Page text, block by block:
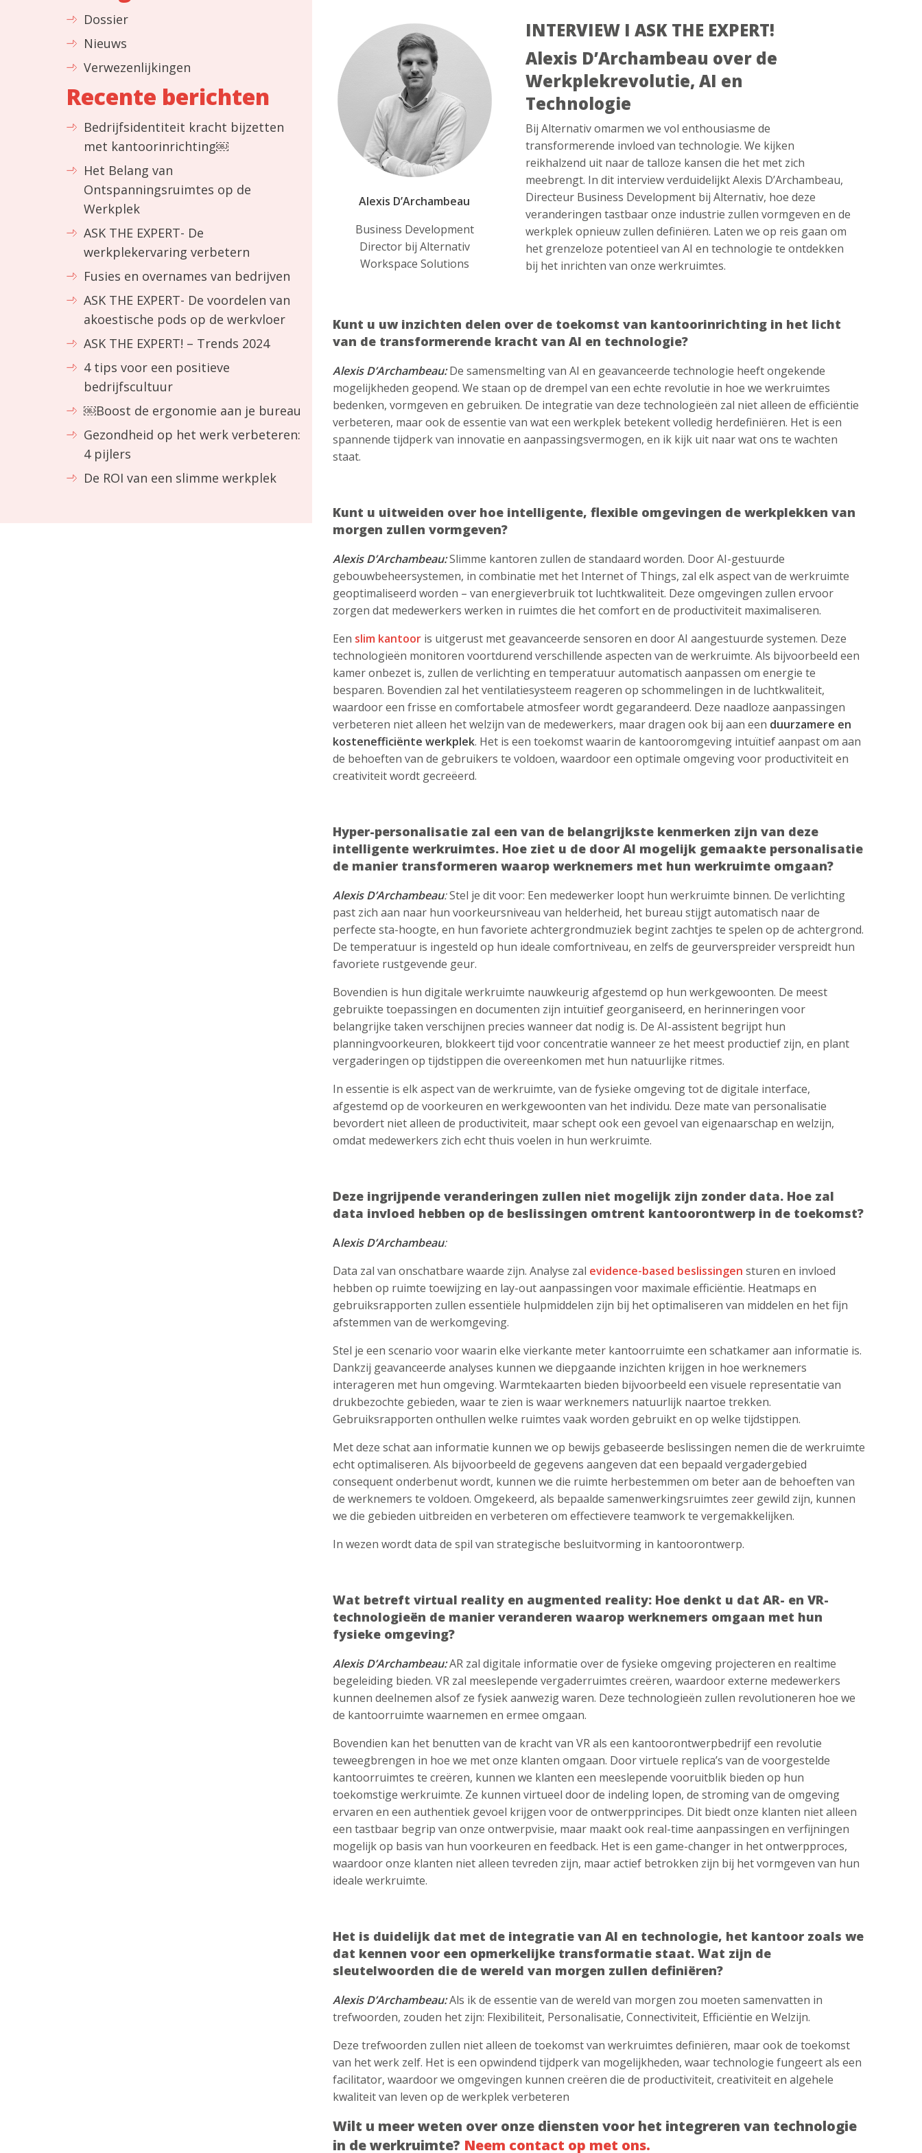
Dossier
Nieuws
Verwezenlijkingen
Recente berichten
Bedrijfsidentiteit kracht bijzetten
met kantoorinrichting￼
Het Belang van
Ontspanningsruimtes op de
Werkplek
ASK THE EXPERT- De
werkplekervaring verbetern
Fusies en overnames van bedrijven
ASK THE EXPERT- De voordelen van
akoestische pods op de werkvloer
ASK THE EXPERT! – Trends 2024
4 tips voor een positieve
bedrijfscultuur
￼Boost de ergonomie aan je bureau
Gezondheid op het werk verbeteren:
4 pijlers
De ROI van een slimme werkplek
Alexis D’Archambeau
Business Development
Director bij Alternativ
Workspace Solutions
INTERVIEW I ASK THE EXPERT!
Alexis D’Archambeau over de
Werkplekrevolutie, AI en
Technologie
Bij Alternativ omarmen we vol enthousiasme de
transformerende invloed van technologie. We kijken
reikhalzend uit naar de talloze kansen die het met zich
meebrengt. In dit interview verduidelijkt Alexis D’Archambeau,
Directeur Business Development bij Alternativ, hoe deze
veranderingen tastbaar onze industrie zullen vormgeven en de
werkplek opnieuw zullen definiëren. Laten we op reis gaan om
het grenzeloze potentieel van AI en technologie te ontdekken
bij het inrichten van onze werkruimtes.
Kunt u uw inzichten delen over de toekomst van kantoorinrichting in het licht
van de transformerende kracht van AI en technologie?
Alexis D’Archambeau:De samensmelting van AI en geavanceerde technologie heeft ongekende
mogelijkheden geopend. We staan op de drempel van een echte revolutie in hoe we werkruimtes
bedenken, vormgeven en gebruiken. De integratie van deze technologieën zal niet alleen de efficiëntie
verbeteren, maar ook de essentie van wat een werkplek betekent volledig herdefiniëren. Het is een
spannende tijdperk van innovatie en aanpassingsvermogen, en ik kijk uit naar wat ons te wachten
staat.
Kunt u uitweiden over hoe intelligente, flexible omgevingen de werkplekken van
morgen zullen vormgeven?
Alexis D’Archambeau:Slimme kantoren zullen de standaard worden. Door AI-gestuurde
gebouwbeheersystemen, in combinatie met het Internet of Things, zal elk aspect van de werkruimte
geoptimaliseerd worden – van energieverbruik tot luchtkwaliteit. Deze omgevingen zullen ervoor
zorgen dat medewerkers werken in ruimtes die het comfort en de productiviteit maximaliseren.
Een slim kantoor is uitgerust met geavanceerde sensoren en door AI aangestuurde systemen. Deze
technologieën monitoren voortdurend verschillende aspecten van de werkruimte. Als bijvoorbeeld een
kamer onbezet is, zullen de verlichting en temperatuur automatisch aanpassen om energie te
besparen. Bovendien zal het ventilatiesysteem reageren op schommelingen in de luchtkwaliteit,
waardoor een frisse en comfortabele atmosfeer wordt gegarandeerd. Deze naadloze aanpassingen
verbeteren niet alleen het welzijn van de medewerkers, maar dragen ook bij aan een duurzamere en
kostenefficiënte werkplek. Het is een toekomst waarin de kantooromgeving intuïtief aanpast om aan
de behoeften van de gebruikers te voldoen, waardoor een optimale omgeving voor productiviteit en
creativiteit wordt gecreëerd.
Hyper-personalisatie zal een van de belangrijkste kenmerken zijn van deze
intelligente werkruimtes. Hoe ziet u de door AI mogelijk gemaakte personalisatie
de manier transformeren waarop werknemers met hun werkruimte omgaan?
Alexis D’Archambeau:Stel je dit voor: Een medewerker loopt hun werkruimte binnen. De verlichting
past zich aan naar hun voorkeursniveau van helderheid, het bureau stijgt automatisch naar de
perfecte sta-hoogte, en hun favoriete achtergrondmuziek begint zachtjes te spelen op de achtergrond.
De temperatuur is ingesteld op hun ideale comfortniveau, en zelfs de geurverspreider verspreidt hun
favoriete rustgevende geur.
Bovendien is hun digitale werkruimte nauwkeurig afgestemd op hun werkgewoonten. De meest
gebruikte toepassingen en documenten zijn intuïtief georganiseerd, en herinneringen voor
belangrijke taken verschijnen precies wanneer dat nodig is. De AI-assistent begrijpt hun
planningvoorkeuren, blokkeert tijd voor concentratie wanneer ze het meest productief zijn, en plant
vergaderingen op tijdstippen die overeenkomen met hun natuurlijke ritmes.
In essentie is elk aspect van de werkruimte, van de fysieke omgeving tot de digitale interface,
afgestemd op de voorkeuren en werkgewoonten van het individu. Deze mate van personalisatie
bevordert niet alleen de productiviteit, maar schept ook een gevoel van eigenaarschap en welzijn,
omdat medewerkers zich echt thuis voelen in hun werkruimte.
Deze ingrijpende veranderingen zullen niet mogelijk zijn zonder data. Hoe zal
data invloed hebben op de beslissingen omtrent kantoorontwerp in de toekomst?
Alexis D’Archambeau:
Data zal van onschatbare waarde zijn. Analyse zal evidence-based beslissingen sturen en invloed
hebben op ruimte toewijzing en lay-out aanpassingen voor maximale efficiëntie. Heatmaps en
gebruiksrapporten zullen essentiële hulpmiddelen zijn bij het optimaliseren van middelen en het fijn
afstemmen van de werkomgeving.
Stel je een scenario voor waarin elke vierkante meter kantoorruimte een schatkamer aan informatie is.
Dankzij geavanceerde analyses kunnen we diepgaande inzichten krijgen in hoe werknemers
interageren met hun omgeving. Warmtekaarten bieden bijvoorbeeld een visuele representatie van
drukbezochte gebieden, waar te zien is waar werknemers natuurlijk naartoe trekken.
Gebruiksrapporten onthullen welke ruimtes vaak worden gebruikt en op welke tijdstippen.
Met deze schat aan informatie kunnen we op bewijs gebaseerde beslissingen nemen die de werkruimte
echt optimaliseren. Als bijvoorbeeld de gegevens aangeven dat een bepaald vergadergebied
consequent onderbenut wordt, kunnen we die ruimte herbestemmen om beter aan de behoeften van
de werknemers te voldoen. Omgekeerd, als bepaalde samenwerkingsruimtes zeer gewild zijn, kunnen
we die gebieden uitbreiden en verbeteren om effectievere teamwork te vergemakkelijken.
In wezen wordt data de spil van strategische besluitvorming in kantoorontwerp.
Wat betreft virtual reality en augmented reality: Hoe denkt u dat AR- en VR-
technologieën de manier veranderen waarop werknemers omgaan met hun
fysieke omgeving?
Alexis D’Archambeau:AR zal digitale informatie over de fysieke omgeving projecteren en realtime
begeleiding bieden. VR zal meeslepende vergaderruimtes creëren, waardoor externe medewerkers
kunnen deelnemen alsof ze fysiek aanwezig waren. Deze technologieën zullen revolutioneren hoe we
de kantoorruimte waarnemen en ermee omgaan.
Bovendien kan het benutten van de kracht van VR als een kantoorontwerpbedrijf een revolutie
teweegbrengen in hoe we met onze klanten omgaan. Door virtuele replica’s van de voorgestelde
kantoorruimtes te creëren, kunnen we klanten een meeslepende vooruitblik bieden op hun
toekomstige werkruimte. Ze kunnen virtueel door de indeling lopen, de stroming van de omgeving
ervaren en een authentiek gevoel krijgen voor de ontwerpprincipes. Dit biedt onze klanten niet alleen
een tastbaar begrip van onze ontwerpvisie, maar maakt ook real-time aanpassingen en verfijningen
mogelijk op basis van hun voorkeuren en feedback. Het is een game-changer in het ontwerpproces,
waardoor onze klanten niet alleen tevreden zijn, maar actief betrokken zijn bij het vormgeven van hun
ideale werkruimte.
Het is duidelijk dat met de integratie van AI en technologie, het kantoor zoals we
dat kennen voor een opmerkelijke transformatie staat. Wat zijn de
sleutelwoorden die de wereld van morgen zullen definiëren?
Alexis D’Archambeau:Als ik de essentie van de wereld van morgen zou moeten samenvatten in
trefwoorden, zouden het zijn: Flexibiliteit, Personalisatie, Connectiviteit, Efficiëntie en Welzijn.
Deze trefwoorden zullen niet alleen de toekomst van werkruimtes definiëren, maar ook de toekomst
van het werk zelf. Het is een opwindend tijdperk van mogelijkheden, waar technologie fungeert als een
facilitator, waardoor we omgevingen kunnen creëren die de productiviteit, creativiteit en algehele
kwaliteit van leven op de werkplek verbeteren
Wilt u meer weten over onze diensten voor het integreren van technologie
in de werkruimte? Neem contact op met ons.